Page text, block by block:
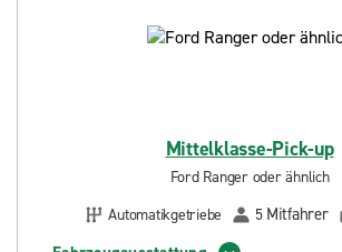
Mittelklasse-Pick-up
Ford Ranger oder ähnlich
Automatikgetriebe
5 Mitfahrer